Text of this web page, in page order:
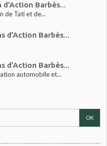
d'Action Barbès...
de Tati et de...
d'Action Barbès...
d'Action Barbès...
automobile et...